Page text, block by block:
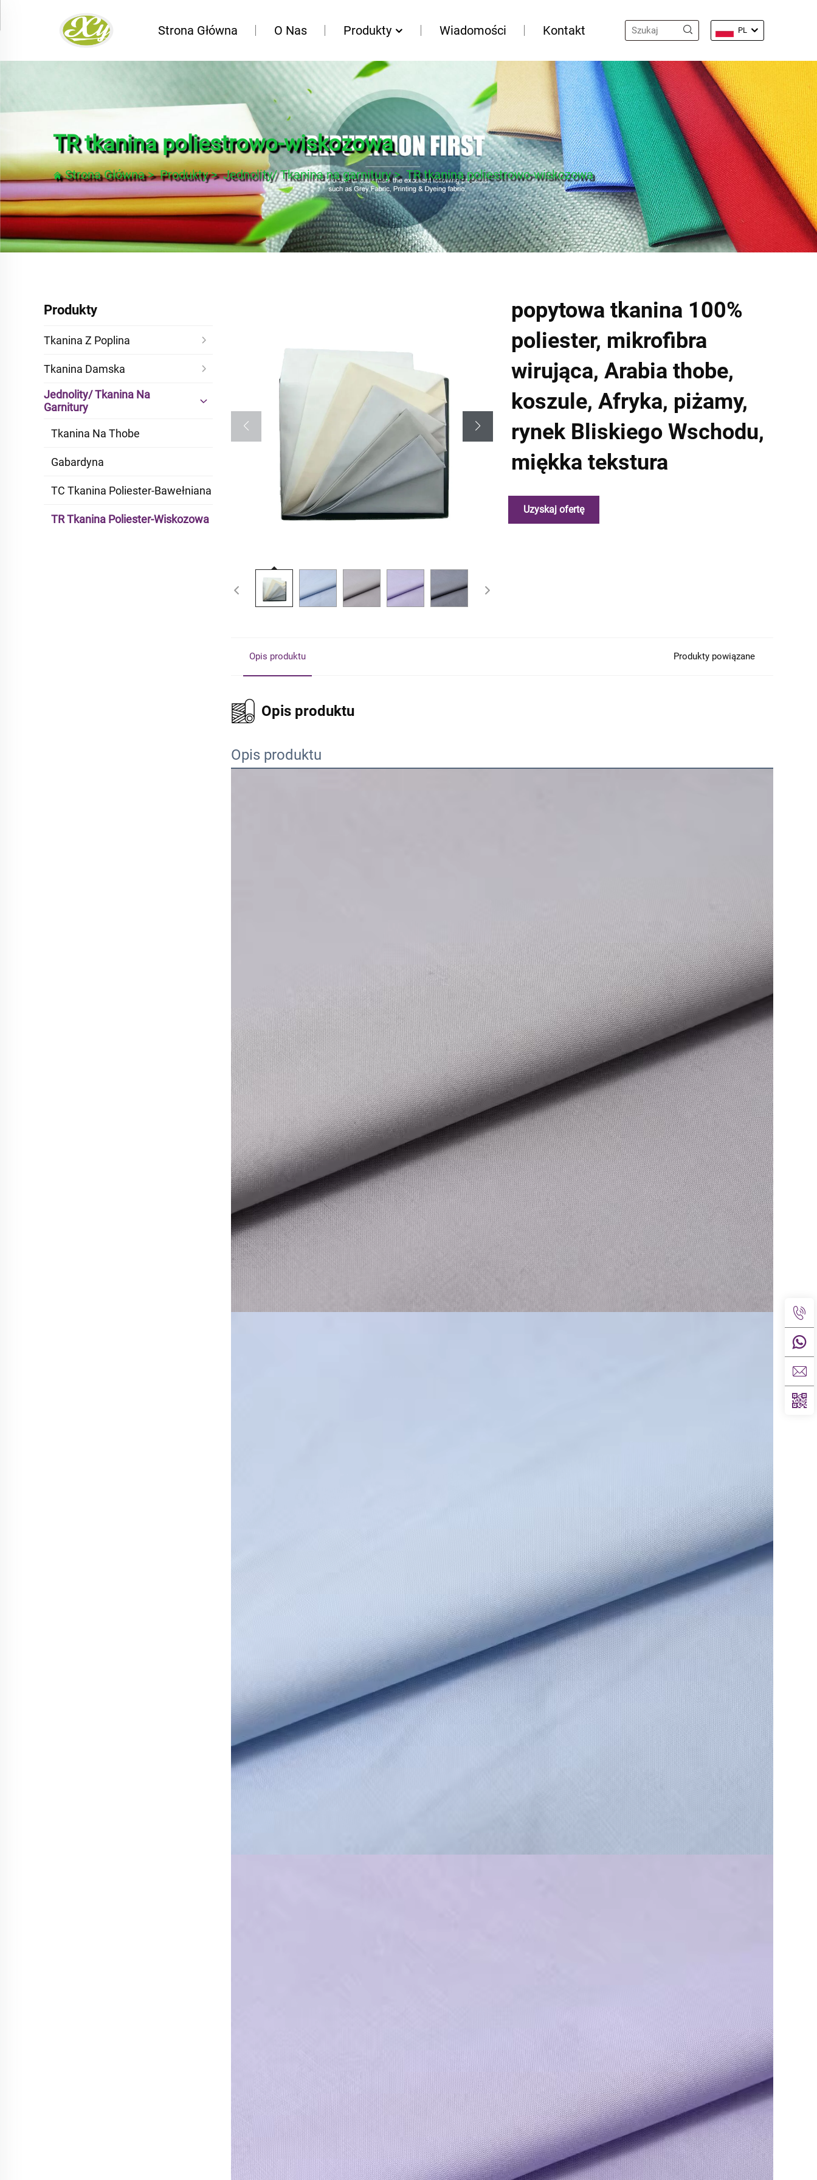
Strona Główna O Nas Produkty Wiadomości Kontakt PL
TR tkanina poliestrowo-wiskozowa
Strona Główna>Produkty>Jednolity/ Tkanina na garnitury>TR tkanina poliestrowo-wiskozowa
Produkty
Tkanina Z Poplina
Tkanina Damska
Jednolity/ Tkanina Na
Garnitury
Tkanina Na Thobe
Gabardyna
TC Tkanina Poliester-Bawełniana
TR Tkanina Poliester-Wiskozowa
popytowa tkanina 100%
poliester, mikrofibra
wirująca, Arabia thobe,
koszule, Afryka, piżamy,
rynek Bliskiego Wschodu,
miękka tekstura
Uzyskaj ofertę
Opis produktu Produkty powiązane
Opis produktu
Opis produktu